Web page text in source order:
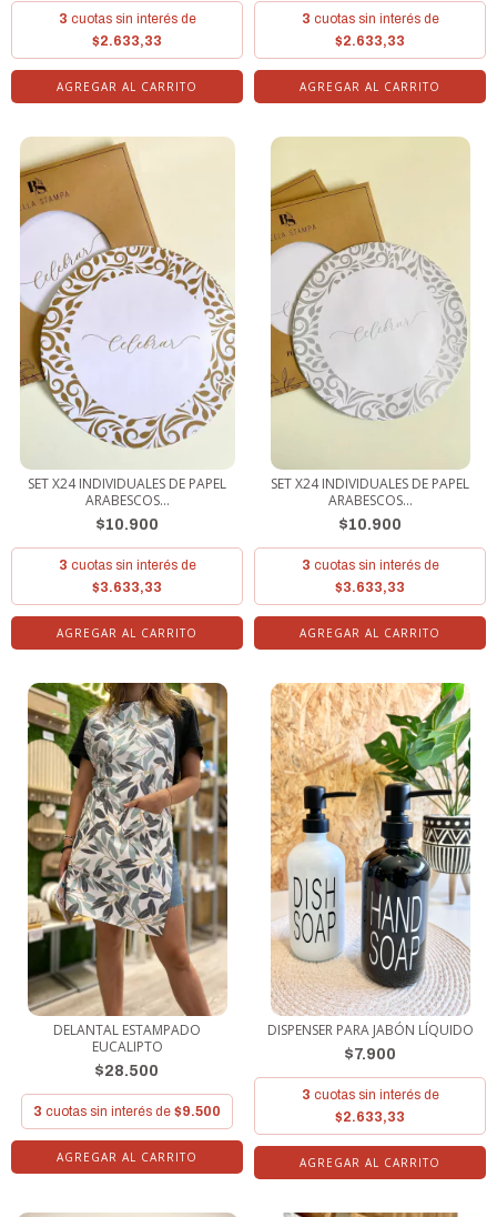
3 cuotas sin interés de
$2.633,33
3 cuotas sin interés de
$2.633,33
SET X24 INDIVIDUALES DE PAPEL
ARABESCOS...
$10.900
3 cuotas sin interés de
$3.633,33
SET X24 INDIVIDUALES DE PAPEL
ARABESCOS...
$10.900
3 cuotas sin interés de
$3.633,33
DELANTAL ESTAMPADO
EUCALIPTO
$28.500
3 cuotas sin interés de $9.500
DISPENSER PARA JABÓN LÍQUIDO
$7.900
3 cuotas sin interés de
$2.633,33
AGREGAR AL CARRITO